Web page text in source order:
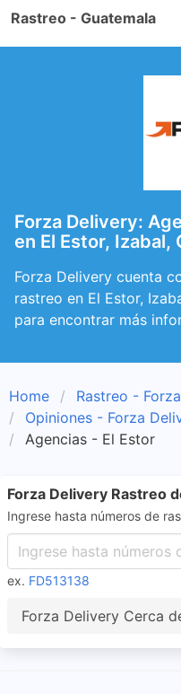
Rastreo - Guatemala
Forza Delivery:
en El Estor, Izabal,
Forza Delivery cuenta
rastreo en El Estor,
para encontrar más
Home
Rastreo -
Opiniones - Forza
Agencias - El Estor
Forza Delivery Rastreo
Ingrese hasta números de
ex. FD513138
Forza Delivery Cerca